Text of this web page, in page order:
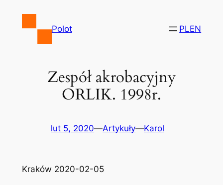
Polot PLEN
Zespół akrobacyjny
ORLIK. 1998r.
lut 5, 2020—Artykuły—Karol
Kraków 2020-02-05